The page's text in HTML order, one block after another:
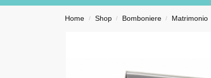
Home / Shop / Bomboniere / Matrimonio